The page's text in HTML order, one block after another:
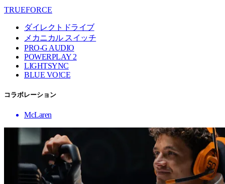
TRUEFORCE
ダイレクトドライブ
メカニカル スイッチ
PRO-G AUDIO
POWERPLAY 2
LIGHTSYNC
BLUE VO!CE
コラボレーション
McLaren